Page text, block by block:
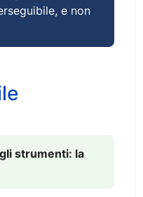
e non
strumenti: la